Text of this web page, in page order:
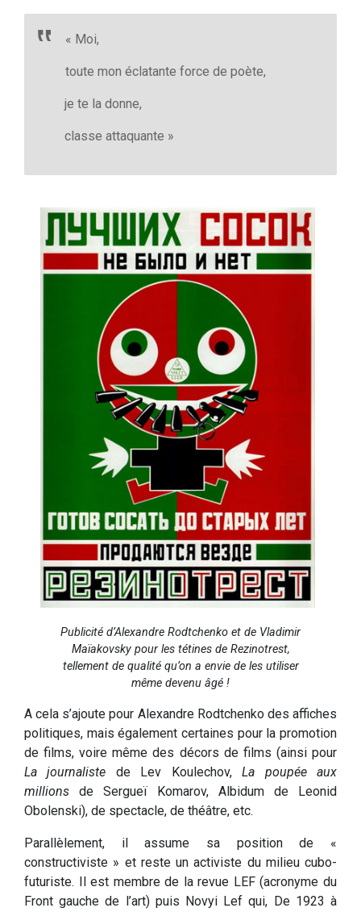
« Moi,
toute mon éclatante force de poète,
je te la donne,
classe attaquante »
Publicité d’Alexandre Rodtchenko et de Vladimir
Maïakovsky pour les tétines de Rezinotrest,
tellement de qualité qu’on a envie de les utiliser
même devenu âgé !
A cela s’ajoute pour Alexandre Rodtchenko des affiches
politiques, mais également certaines pour la promotion
de films, voire même des décors de films (ainsi pour
La journaliste de Lev Koulechov,La poupée aux
millions de Sergueï Komarov, Albidum de Leonid
Obolenski), de spectacle, de théâtre, etc.
Parallèlement, il assume sa position de «
constructiviste » et reste un activiste du milieu cubo-
futuriste. Il est membre de la revue LEF (acronyme du
Front gauche de l’art) puis Novyi Lef qui, De 1923 à